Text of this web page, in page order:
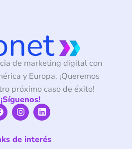
de marketing digital con
y Europa. ¡Queremos
próximo caso de éxito!
¡Síguenos!
I
n
s
a
L
i
n
k
e
de interés